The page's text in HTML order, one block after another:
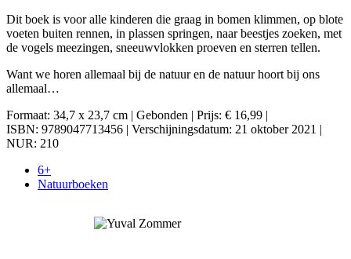
Dit boek is voor alle kinderen die graag in bomen klimmen, op blote
voeten buiten rennen, in plassen springen, naar beestjes zoeken, met
de vogels meezingen, sneeuwvlokken proeven en sterren tellen.
Want we horen allemaal bij de natuur en de natuur hoort bij ons
allemaal…
Formaat: 34,7 x 23,7 cm | Gebonden | Prijs: € 16,99 |
ISBN: 9789047713456 | Verschijningsdatum: 21 oktober 2021 |
NUR: 210
6+
Natuurboeken